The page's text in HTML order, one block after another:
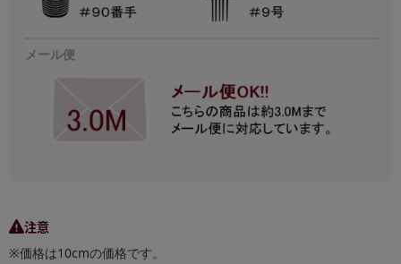
メール便
注意
※価格は10cmの価格です。